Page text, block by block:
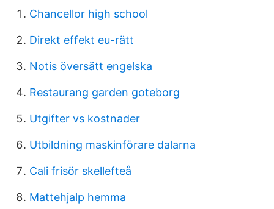
Chancellor high school
Direkt effekt eu-rätt
Notis översätt engelska
Restaurang garden goteborg
Utgifter vs kostnader
Utbildning maskinförare dalarna
Cali frisör skellefteå
Mattehjalp hemma